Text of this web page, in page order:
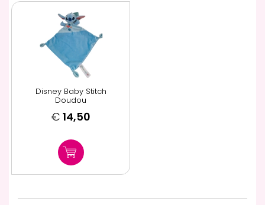
Disney Baby Stitch
Doudou
€ 14,50